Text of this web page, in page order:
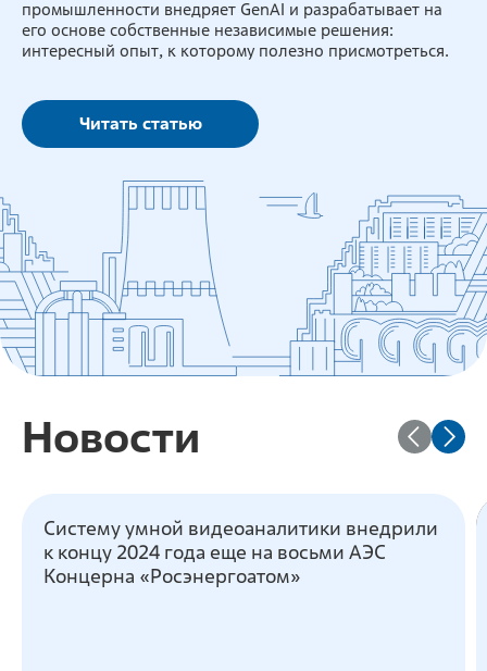
промышленности внедряет GenAI и разрабатывает на
его основе собственные независимые решения:
интересный опыт, к которому полезно присмотреться.
Читать статью
Новости
Систему умной видеоаналитики внедрили
к концу 2024 года еще на восьми АЭС
Концерна «Росэнергоатом»